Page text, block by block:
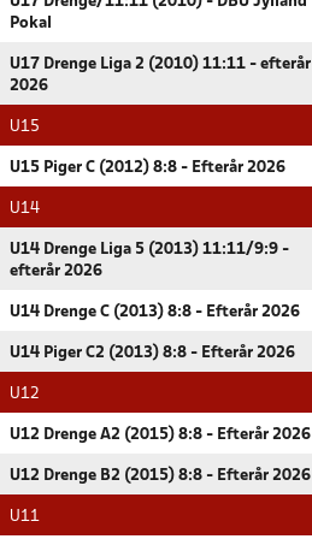
Pokal
U17 Drenge Liga 2 (2010) 11:11 - efterår
2026
U15
U15 Piger C (2012) 8:8 - Efterår 2026
U14
U14 Drenge Liga 5 (2013) 11:11/9:9 -
efterår 2026
U14 Drenge C (2013) 8:8 - Efterår 2026
U14 Piger C2 (2013) 8:8 - Efterår 2026
U12
U12 Drenge A2 (2015) 8:8 - Efterår 2026
U12 Drenge B2 (2015) 8:8 - Efterår 2026
U11